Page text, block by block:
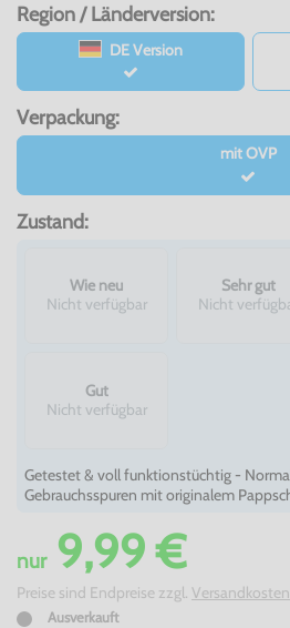
Region / Länderversion:
DE Version
Verpackung:
mit OVP
Zustand:
Wie neu
Nicht verfügbar
Sehr gut
Nicht
Gut
Nicht verfügbar
Getestet & voll funktionstüchtig -
Gebrauchsspuren mit originalem
nur9,99 €
Preise sind Endpreise zzgl. Versandkosten
Ausverkauft